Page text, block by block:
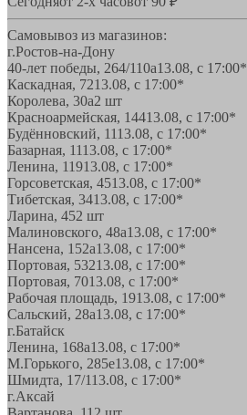
Самовывоз из магазинов:
г.Ростов-на-Дону
40-лет победы, 264/110а13.08, с 17:00*
Каскадная, 7213.08, с 17:00*
Королева, 30а2 шт
Красноармейская, 14413.08, с 17:00*
Будённовский, 1113.08, с 17:00*
Базарная, 1113.08, с 17:00*
Ленина, 11913.08, с 17:00*
Горсоветская, 4513.08, с 17:00*
Тибетская, 3413.08, с 17:00*
Ларина, 452 шт
Малиновского, 48а13.08, с 17:00*
Нансена, 152а13.08, с 17:00*
Портовая, 53213.08, с 17:00*
Портовая, 7013.08, с 17:00*
Рабочая площадь, 1913.08, с 17:00*
Сальский, 28a13.08, с 17:00*
г.Батайск
Ленина, 168а13.08, с 17:00*
М.Горького, 285е13.08, с 17:00*
Шмидта, 17/113.08, с 17:00*
г.Аксай